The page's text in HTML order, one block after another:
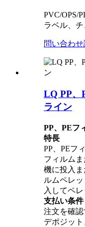
PVC/OPS/
ラベル、チ
問い合わせ
LQ PP、
ライン
PP、PEフ
特長
PP、PEフ
フィルム
機に投入ま
ルムペレ
入してペレ
支払い条件
注文を確
デポジッ